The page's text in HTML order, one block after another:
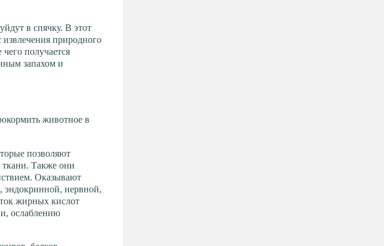
в спячку. В этот
природного
получается
запахом и
животное в
позволяют
Также они
Оказывают
эндокринной, нервной,
жирных кислот
ослаблению